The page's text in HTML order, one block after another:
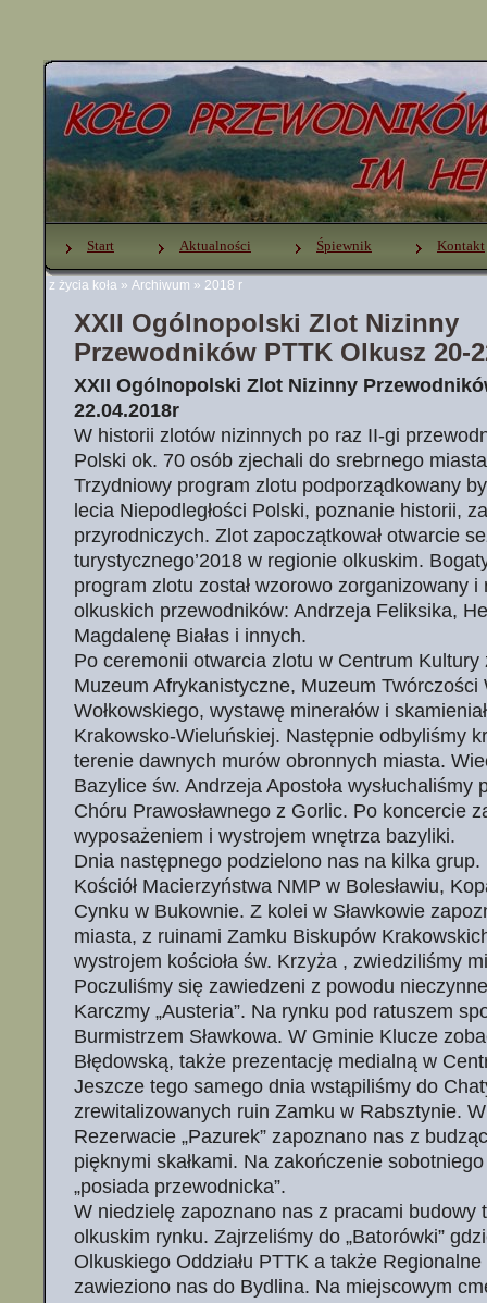
z życia koła » Archiwum » 2018 r
Start Aktualności Śpiewnik Kontakt
XXII Ogólnopolski Zlot Nizinny
Przewodników PTTK Olkusz 20-
XXII Ogólnopolski Zlot Nizinny
22.04.2018r
W historii zlotów nizinnych po raz II-gi
Polski ok. 70 osób zjechali do srebrnego
Trzydniowy program zlotu podporządkowany
lecia Niepodległości Polski, poznanie historii,
przyrodniczych. Zlot zapoczątkował otwarcie
turystycznego’2018 w regionie olkuskim.
program zlotu został wzorowo zorganizowany
olkuskich przewodników: Andrzeja Feliksika,
Magdalenę Białas i innych.
Po ceremonii otwarcia zlotu w Centrum Kultury
Muzeum Afrykanistyczne, Muzeum Twórczości
Wołkowskiego, wystawę minerałów i
Krakowsko-Wieluńskiej. Następnie odbyliśmy
terenie dawnych murów obronnych miasta.
Bazylice św. Andrzeja Apostoła wysłuchaliśmy
Chóru Prawosławnego z Gorlic. Po koncercie
wyposażeniem i wystrojem wnętrza bazyliki.
Dnia następnego podzielono nas na kilka
Kościół Macierzyństwa NMP w Bolesławiu,
Cynku w Bukownie. Z kolei w Sławkowie
miasta, z ruinami Zamku Biskupów
wystrojem kościoła św. Krzyża , zwiedziliśmy
Poczuliśmy się zawiedzeni z powodu
Karczmy „Austeria”. Na rynku pod ratuszem
Burmistrzem Sławkowa. W Gminie Klucze
Błędowską, także prezentację medialną w
Jeszcze tego samego dnia wstąpiliśmy do
zrewitalizowanych ruin Zamku w Rabsztynie.
Rezerwacie „Pazurek” zapoznano nas z
pięknymi skałkami. Na zakończenie
„posiada przewodnicka”.
W niedzielę zapoznano nas z pracami budowy
olkuskim rynku. Zajrzeliśmy do „Batorówki”
Olkuskiego Oddziału PTTK a także
zawieziono nas do Bydlina. Na miejscowym